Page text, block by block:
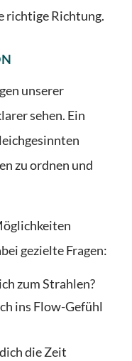
richtige Richtung.
unserer
sehen. Ein
zu ordnen und
gezielte Fragen:
zum Strahlen?
ins Flow-Gefühl
die Zeit